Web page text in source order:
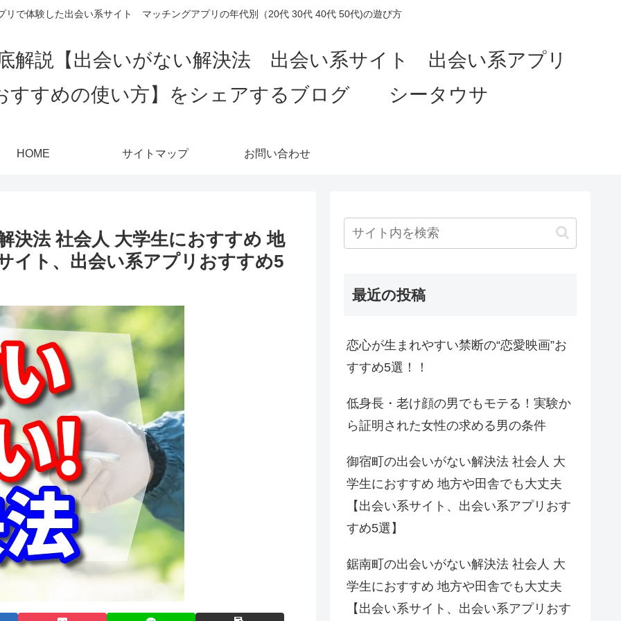
リで体験した出会い系サイト マッチングアプリの年代別（20代 30代 40代 50代)の遊び方
解説【出会いがない解決法 出会い系サイト 出会い系アプリ
すすめの使い方】をシェアするブログ シータウサ
HOME サイトマップ お問い合わせ
決法 社会人 大学生におすすめ 地
イト、出会い系アプリおすすめ5
最近の投稿
恋心が生まれやすい禁断の“恋愛映画”お
すすめ5選！！
低身長・老け顔の男でもモテる！実験か
ら証明された女性の求める男の条件
御宿町の出会いがない解決法 社会人 大
学生におすすめ 地方や田舎でも大丈夫
【出会い系サイト、出会い系アプリおす
すめ5選】
鋸南町の出会いがない解決法 社会人 大
学生におすすめ 地方や田舎でも大丈夫
【出会い系サイト、出会い系アプリおす